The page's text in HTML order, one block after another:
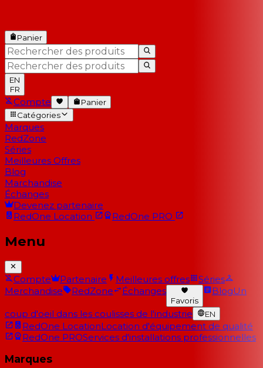
Panier
EN
FR
Compte
Panier
Catégories
Marques
RedZone
Séries
Meilleures Offres
Blog
Marchandise
Échanges
Devenez partenaire
RedOne Location RedOne PRO
Menu
Compte Partenaire Meilleures offres
Séries
Merchandise
RedZone Échanges
Favoris
BlogUn
coup d'oeil dans les coulisses de l'industrie EN
RedOne LocationLocation d'équipement de qualité
RedOne PROServices d'installations professionnelles
Marques